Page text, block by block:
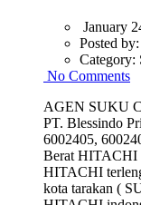
January
Posted by:
Category:
No Comments
AGEN SUKU
PT. Blessindo
6002405,
Berat HITACHI
HITACHI
kota tarakan (